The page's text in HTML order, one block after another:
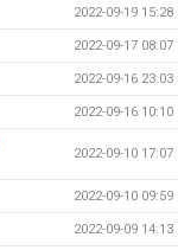
2022-09-19 15:28
2022-09-17 08:07
2022-09-16 23:03
2022-09-16 10:10
2022-09-10 17:07
2022-09-10 09:59
2022-09-09 14:13